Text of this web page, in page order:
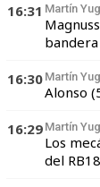
16:31 Martín
16:30 Martín
Alonso
16:29 Martín
Los
del